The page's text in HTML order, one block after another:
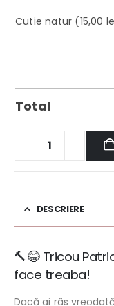
Cutie natur (15,00
Total
DESCRIERE
🔨😂 Tricou
face treaba!
Dacă ai râs